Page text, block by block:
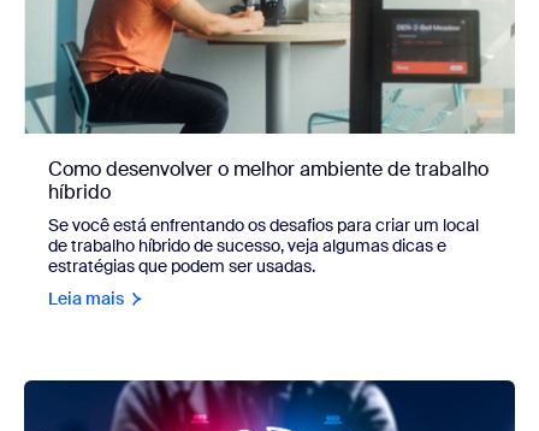
Como desenvolver o melhor ambiente de trabalho
híbrido
Se você está enfrentando os desafios para criar um local
de trabalho híbrido de sucesso, veja algumas dicas e
estratégias que podem ser usadas.
Leia mais